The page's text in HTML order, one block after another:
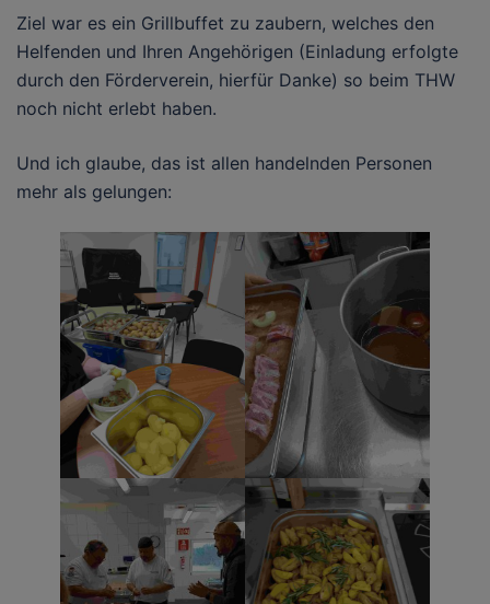
Ziel war es ein Grillbuffet zu zaubern, welches den
Helfenden und Ihren Angehörigen (Einladung erfolgte
durch den Förderverein, hierfür Danke) so beim THW
noch nicht erlebt haben.
Und ich glaube, das ist allen handelnden Personen
mehr als gelungen: